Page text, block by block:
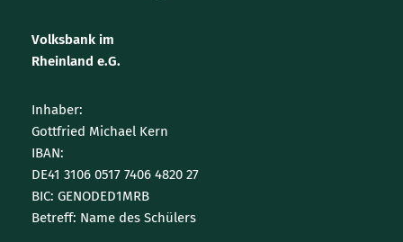
Volksbank im
Rheinland e.G.
Inhaber:
Gottfried Michael Kern
IBAN:
DE41 3106 0517 7406 4820 27
BIC: GENODED1MRB
Betreff: Name des Schülers